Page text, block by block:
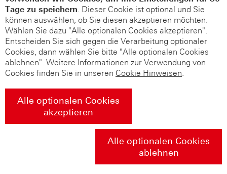
Tage zu speichern. Dieser Cookie ist optional und Sie
können auswählen, ob Sie diesen akzeptieren möchten.
Wählen Sie dazu "Alle optionalen Cookies akzeptieren".
Entscheiden Sie sich gegen die Verarbeitung optionaler
Cookies, dann wählen Sie bitte "Alle optionalen Cookies
ablehnen". Weitere Informationen zur Verwendung von
Cookies finden Sie in unseren Cookie Hinweisen.
Alle optionalen Cookies
akzeptieren
Alle optionalen Cookies
ablehnen